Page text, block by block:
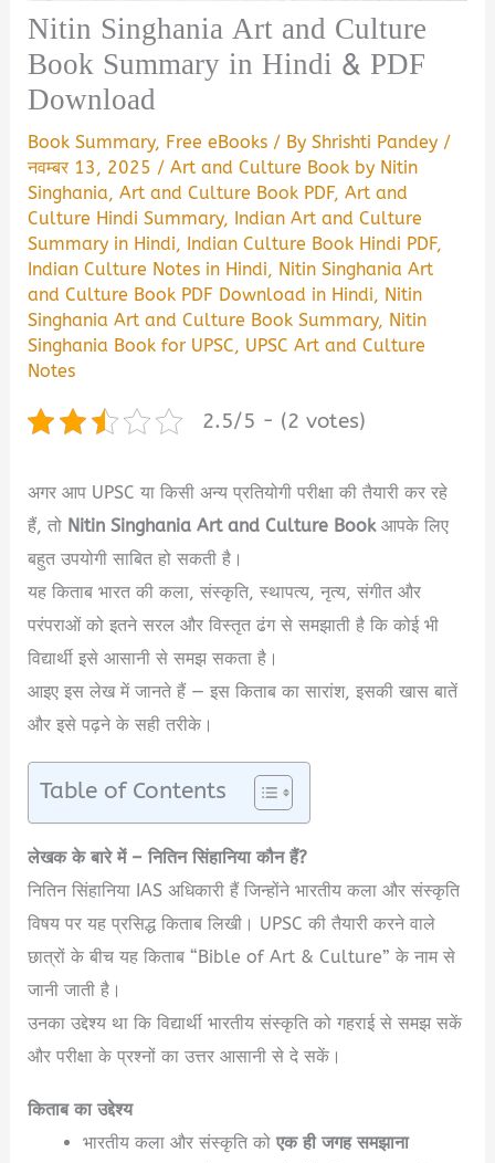
Nitin Singhania Art and Culture
Book Summary in Hindi & PDF
Download
Book Summary, Free eBooks / ByShrishti Pandey /
नवम्बर 13, 2025 /Art and Culture Book by Nitin
Singhania,Art and Culture Book PDF,Art and
Culture Hindi Summary, Indian Art and Culture
Summary in Hindi, Indian Culture Book Hindi PDF,
Indian Culture Notes in Hindi, Nitin Singhania Art
and Culture Book PDF Download in Hindi, Nitin
Singhania Art and Culture Book Summary, Nitin
Singhania Book for UPSC, UPSC Art and Culture
Notes
2.5/5 - (2 votes)
अगर आप UPSC या किसी अन्य प्रतियोगी परीक्षा की तैयारी कर रहे
हैं, तो Nitin Singhania Art and Culture Bookआपके लिए
बहुत उपयोगी साबित हो सकती है।
यह किताब भारत की कला, संस्कृति, स्थापत्य, नृत्य, संगीत और
परंपराओं को इतने सरल और विस्तृत ढंग से समझाती है कि कोई भी
विद्यार्थी इसे आसानी से समझ सकता है।
आइए इस लेख में जानते हैं — इस किताब का सारांश, इसकी खास बातें
और इसे पढ़ने के सही तरीके।
Table of Contents
लेखक के बारे में – नितिन सिंहानिया कौन हैं?
नितिन सिंहानिया IAS अधिकारी हैं जिन्होंने भारतीय कला और संस्कृति
विषय पर यह प्रसिद्ध किताब लिखी। UPSC की तैयारी करने वाले
छात्रों के बीच यह किताब “Bible of Art & Culture” के नाम से
जानी जाती है।
उनका उद्देश्य था कि विद्यार्थी भारतीय संस्कृति को गहराई से समझ सकें
और परीक्षा के प्रश्नों का उत्तर आसानी से दे सकें।
किताब का उद्देश्य
भारतीय कला और संस्कृति को एक ही जगह समझाना